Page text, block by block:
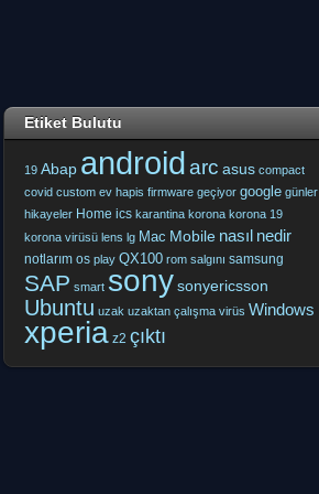
Etiket Bulutu
19 Abap androidarc asus compact
covid custom ev hapis firmware geçiyor google günler
hikayeler Home ics karantina korona korona 19
korona virüsü lens lg Mac Mobile nasıl nedir
notlarım os play QX100 rom salgını samsung
SAP smart sonysonyericsson
Ubuntu uzak uzaktan çalışma virüs Windows
xperia z2 çıktı